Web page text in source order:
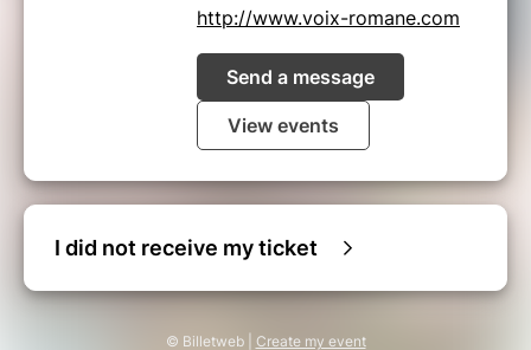
http://www.voix-romane.com
Send a message
View events
I did not receive my ticket
© Billetweb | Create my event